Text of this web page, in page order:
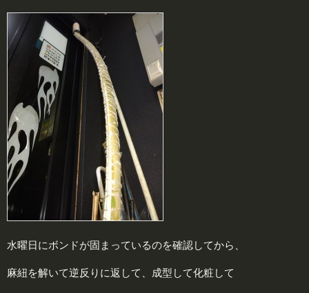
水曜日にボンドが固まっているのを確認してから、
麻紐を解いて逆反りに返して、成型して化粧して